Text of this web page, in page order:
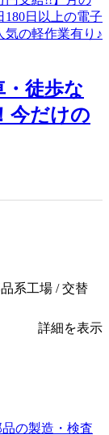
・徒歩な
今だけの
系工場 / 交替
詳細を表示